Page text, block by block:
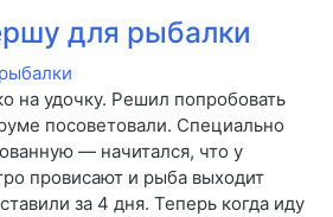
для рыбалки
на удочку. Решил попробовать
посоветовали. Специально
— начитался, что у
провисают и рыба выходит
за 4 дня. Теперь когда иду